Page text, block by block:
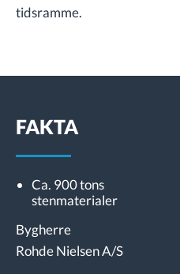
tidsramme.
FAKTA
Ca. 900 tons
stenmaterialer
Bygherre
Rohde Nielsen A/S